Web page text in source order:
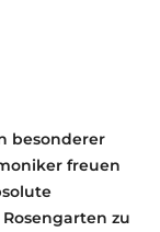
besonderer
freuen
zu